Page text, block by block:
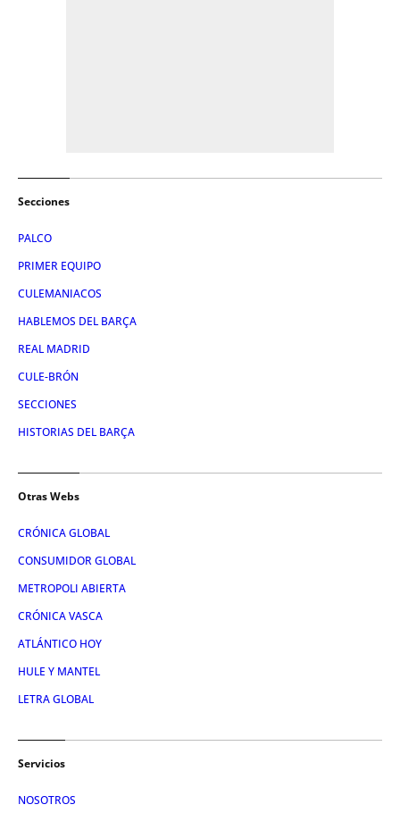
Secciones
PALCO
PRIMER EQUIPO
CULEMANIACOS
HABLEMOS DEL BARÇA
REAL MADRID
CULE-BRÓN
SECCIONES
HISTORIAS DEL BARÇA
Otras Webs
CRÓNICA GLOBAL
CONSUMIDOR GLOBAL
METROPOLI ABIERTA
CRÓNICA VASCA
ATLÁNTICO HOY
HULE Y MANTEL
LETRA GLOBAL
Servicios
NOSOTROS